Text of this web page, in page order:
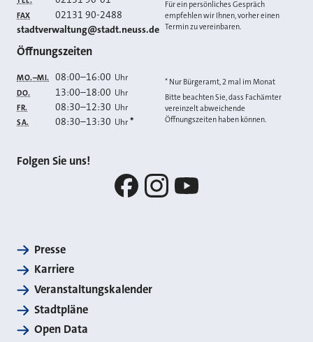
FAX 02131 90-2488
E-MAIL
stadtverwaltung@stadt.neuss.de
Für ein persönliches Gespräch
empfehlen wir Ihnen, vorher einen
Termin zu vereinbaren.
Öffnungszeiten
MO.–MI. 08:00–16:00 Uhr
DO. 13:00–18:00 Uhr
FR. 08:30–12:30 Uhr
SA. 08:30–13:30 Uhr *
* Nur Bürgeramt, 2 mal im Monat
Bitte beachten Sie, dass Fachämter
vereinzelt abweichende
Öffnungszeiten haben können.
Folgen Sie uns!
Presse
Karriere
Veranstaltungskalender
Stadtpläne
Open Data